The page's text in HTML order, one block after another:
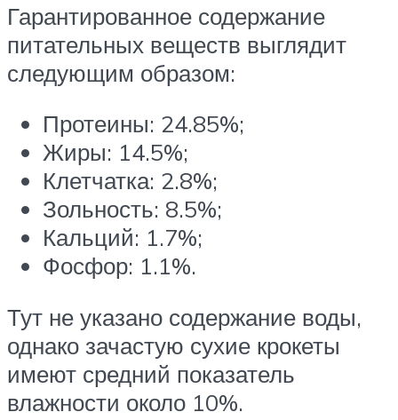
Гарантированное содержание
питательных веществ выглядит
следующим образом:
Протеины: 24.85%;
Жиры: 14.5%;
Клетчатка: 2.8%;
Зольность: 8.5%;
Кальций: 1.7%;
Фосфор: 1.1%.
Тут не указано содержание воды,
однако зачастую сухие крокеты
имеют средний показатель
влажности около 10%.